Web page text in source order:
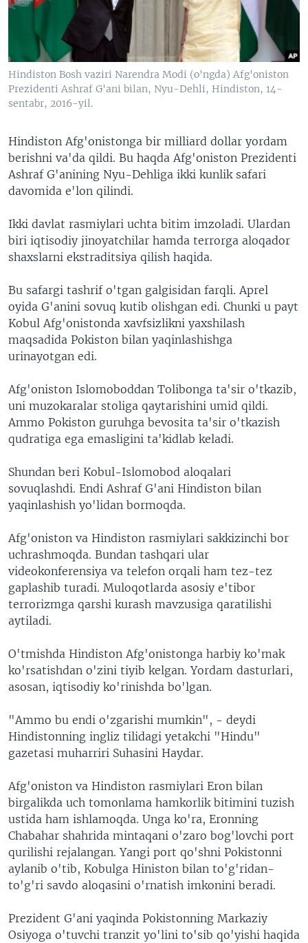
VIDEO
XABARLAR SURATLARDA
ODNOKLASSNIKI
TELEGRAM
TWITTER
SOUNDCLOUD
VOA
Hindiston Bosh vaziri Narendra Modi (o'ngda) Afg'oniston
Prezidenti Ashraf G'ani bilan, Nyu-Dehli, Hindiston, 14-
sentabr, 2016-yil.
Hindiston Afg'onistonga bir milliard dollar yordam
berishni va'da qildi. Bu haqda Afg'oniston Prezidenti
Ashraf G'anining Nyu-Dehliga ikki kunlik safari
davomida e'lon qilindi.
Ikki davlat rasmiylari uchta bitim imzoladi. Ulardan
biri iqtisodiy jinoyatchilar hamda terrorga aloqador
shaxslarni ekstraditsiya qilish haqida.
Bu safargi tashrif o'tgan galgisidan farqli. Aprel
oyida G'anini sovuq kutib olishgan edi. Chunki u payt
Kobul Afg'onistonda xavfsizlikni yaxshilash
maqsadida Pokiston bilan yaqinlashishga
urinayotgan edi.
Afg'oniston Islomoboddan Tolibonga ta'sir o'tkazib,
uni muzokaralar stoliga qaytarishini umid qildi.
Ammo Pokiston guruhga bevosita ta'sir o'tkazish
qudratiga ega emasligini ta'kidlab keladi.
Shundan beri Kobul-Islomobod aloqalari
sovuqlashdi. Endi Ashraf G'ani Hindiston bilan
yaqinlashish yo'lidan bormoqda.
Afg'oniston va Hindiston rasmiylari sakkizinchi bor
uchrashmoqda. Bundan tashqari ular
videokonferensiya va telefon orqali ham tez-tez
gaplashib turadi. Muloqotlarda asosiy e'tibor
terrorizmga qarshi kurash mavzusiga qaratilishi
aytiladi.
O'tmishda Hindiston Afg'onistonga harbiy ko'mak
ko'rsatishdan o'zini tiyib kelgan. Yordam dasturlari,
asosan, iqtisodiy ko'rinishda bo'lgan.
"Ammo bu endi o'zgarishi mumkin", - deydi
Hindistonning ingliz tilidagi yetakchi "Hindu"
gazetasi muharriri Suhasini Haydar.
Afg'oniston va Hindiston rasmiylari Eron bilan
birgalikda uch tomonlama hamkorlik bitimini tuzish
ustida ham ishlamoqda. Unga ko'ra, Eronning
Chabahar shahrida mintaqani o'zaro bog'lovchi port
qurilishi rejalangan. Yangi port qo'shni Pokistonni
aylanib o'tib, Kobulga Hiniston bilan to'g'ridan-
to'g'ri savdo aloqasini o'rnatish imkonini beradi.
Prezident G'ani yaqinda Pokistonning Markaziy
Osiyoga o'tuvchi tranzit yo'lini to'sib qo'yishi haqida